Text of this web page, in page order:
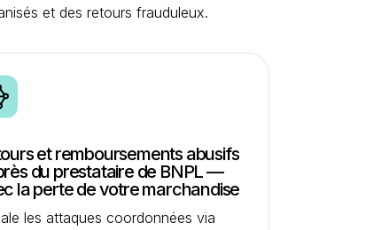
et des retours frauduleux.
et remboursements abusifs
du prestataire de BNPL —
la perte de votre marchandise
les attaques coordonnées via